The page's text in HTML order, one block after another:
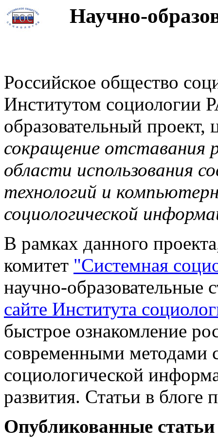
Научно-
Российское общество
Институтом социологии
образовательный проект,
сокращение отставания
области использования
технологий и
социологической
В рамках данного
комитет "Системная
научно-образовательные
сайте Института
быстрое ознакомление
современными методами
социологической
развития. Статьи в блоге
Опубликованные